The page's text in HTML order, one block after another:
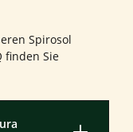
Spirosol
finden Sie